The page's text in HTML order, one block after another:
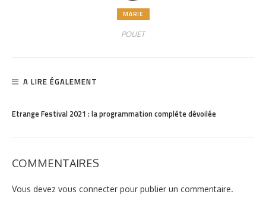
MARIE
POUET
A LIRE ÉGALEMENT
Etrange Festival 2021 : la programmation complète dévoilée
COMMENTAIRES
Vous devez vous connecter pour publier un commentaire.